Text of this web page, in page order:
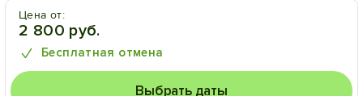
Цена от:
2 800 руб.
Бесплатная отмена
Выбрать даты